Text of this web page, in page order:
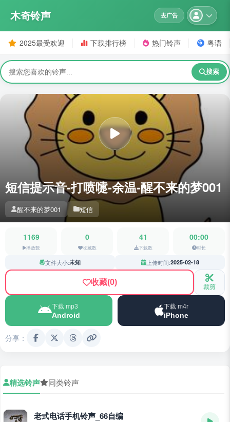
木奇铃声 去广告
2025最受欢迎 下载排行榜 热门铃声 粤语
搜索
短信提示音-打喷嚏-余温-醒不来的梦001
醒不来的梦001 短信
1169
播放数
0
收藏数
41
下载数
00:00
时长
文件大小:未知 上传时间:2025-02-18
收藏(0) 裁剪
下载 mp3
Android
下载 m4r
iPhone
分享：
精选铃声 同类铃声
老式电话手机铃声_66自编